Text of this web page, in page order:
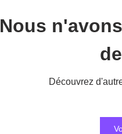
Nous
Découvrez